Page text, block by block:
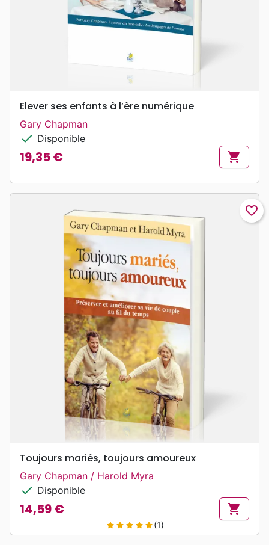
Elever ses enfants à l’ère numérique
Gary Chapman
check Disponible
Prix
19,35 € shopping_cart
favorite_border
Toujours mariés, toujours amoureux
Gary Chapman / Harold Myra
check Disponible
Prix
14,59 € shopping_cart
star star star star star(1)